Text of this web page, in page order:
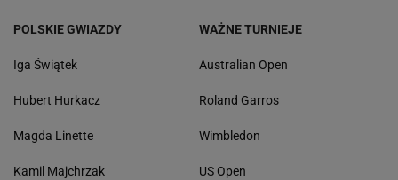
POLSKIE GWIAZDY
Iga Świątek
Hubert Hurkacz
Magda Linette
Kamil Majchrzak
WAŻNE TURNIEJE
Australian Open
Roland Garros
Wimbledon
US Open